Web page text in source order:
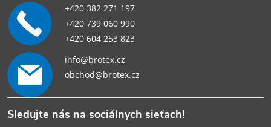
+420 382 271 197
+420 739 060 990
+420 604 253 823
info@brotex.cz
obchod@brotex.cz
Sledujte nás na sociálnych sieťach!